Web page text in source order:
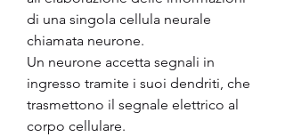
di una singola cellula neurale
chiamata neurone.
Un neurone accetta segnali in
ingresso tramite i suoi dendriti, che
trasmettono il segnale elettrico al
corpo cellulare.